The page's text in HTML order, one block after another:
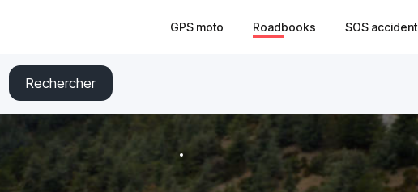
GPS moto Roadbooks SOS accident
Rechercher